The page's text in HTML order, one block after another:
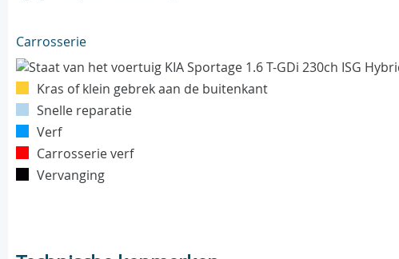
Carrosserie
Kras of klein gebrek aan de buitenkant
Snelle reparatie
Verf
Carrosserie verf
Vervanging